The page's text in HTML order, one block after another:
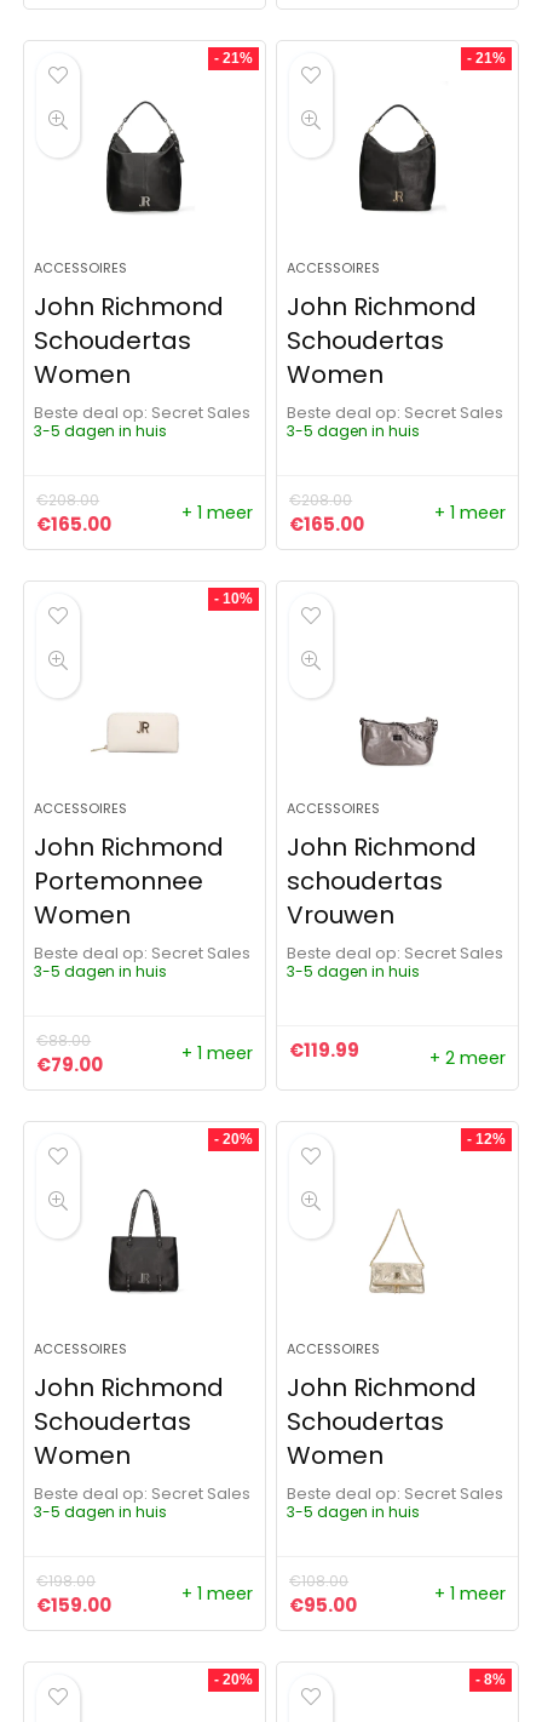
- 21%
ACCESSOIRES
John Richmond
Schoudertas
Women
Beste deal op:
Secret Sales
3-5 dagen in huis
€208.00
Oorspronkelijke prijs was: €208.00.
€165.00Huidige prijs is: €165.00.
+ 1 meer
- 21%
ACCESSOIRES
John Richmond
Schoudertas
Women
Beste deal op:
Secret Sales
3-5 dagen in huis
€208.00
Oorspronkelijke prijs was:
€165.00Huidige prijs is:
+ 1 meer
- 10%
ACCESSOIRES
John Richmond
Portemonnee
Women
Beste deal op:
Secret Sales
3-5 dagen in huis
€88.00
Oorspronkelijke prijs was: €88.00.
€79.00Huidige prijs is: €79.00.
+ 1 meer
ACCESSOIRES
John Richmond
schoudertas
Vrouwen
Beste deal op:
Secret Sales
3-5 dagen in huis
€119.99 + 2 meer
- 20%
ACCESSOIRES
John Richmond
Schoudertas
Women
Beste deal op:
Secret Sales
3-5 dagen in huis
€198.00
Oorspronkelijke prijs was: €198.00.
€159.00Huidige prijs is: €159.00.
+ 1 meer
- 12%
ACCESSOIRES
John Richmond
Schoudertas
Women
Beste deal op:
Secret Sales
3-5 dagen in huis
€108.00
Oorspronkelijke prijs was:
€95.00Huidige prijs is:
+ 1 meer
- 20% - 8%